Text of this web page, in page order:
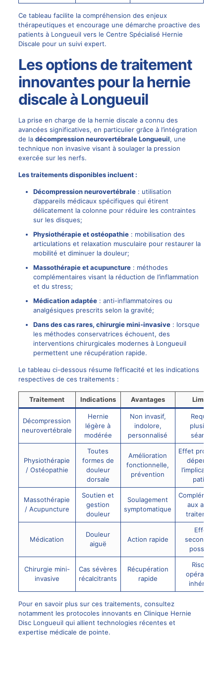
Ce tableau facilite la compréhension des enjeux
thérapeutiques et encourage une démarche proactive des
patients à Longueuil vers le Centre Spécialisé Hernie
Discale pour un suivi expert.
Les options de traitement
innovantes pour la hernie
discale à Longueuil
La prise en charge de la hernie discale a connu des
avancées significatives, en particulier grâce à l’intégration
de la décompression neurovertébraleLongueuil, une
technique non invasive visant à soulager la pression
exercée sur les nerfs.
Les traitements disponibles incluent :
Décompression neurovertébrale: utilisation
d’appareils médicaux spécifiques qui étirent
délicatement la colonne pour réduire les contraintes
sur les disques;
Physiothérapie etostéopathie: mobilisation des
articulations et relaxation musculaire pour restaurer la
mobilité et diminuer la douleur;
Massothérapie et acupuncture: méthodes
complémentaires visant la réduction de l’inflammation
et du stress;
Médication adaptée: anti-inflammatoires ou
analgésiques prescrits selon la gravité;
Dans des cas rares, chirurgie mini-invasive: lorsque
les méthodes conservatrices échouent, des
interventions chirurgicales modernes à Longueuil
permettent une récupération rapide.
Le tableau ci-dessous résume l’efficacité et les indications
respectives de ces traitements :
Traitement Indications Avantages Limites
Décompression
neurovertébrale
Hernie
légère à
modérée
Non invasif,
indolore,
personnalisé
Requiert
plusieurs
séances
Physiothérapie
/ Ostéopathie
Toutes
formes de
douleur
dorsale
Amélioration
fonctionnelle,
prévention
Effet
dépend de
l’implication
patient
Massothérapie
/ Acupuncture
Soutien et
gestion
douleur
Soulagement
symptomatique
aux autres
traitements
Médication
Douleur
aiguë
Action rapide
Effets
possibles
Chirurgie mini-
invasive
Cas sévères
récalcitrants
Récupération
rapide
Risques
opératoires
inhérents
Pour en savoir plus sur ces traitements, consultez
notamment les protocoles innovants en Clinique Hernie
Disc Longueuil qui allient technologies récentes et
expertise médicale de pointe.